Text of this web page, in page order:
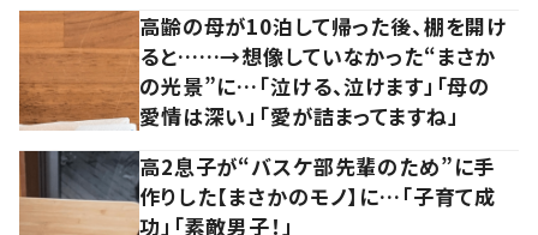
高齢の母が10泊して帰った後、棚を開け
ると……→想像していなかった“まさか
の光景”に…「泣ける、泣けます」「母の
愛情は深い」「愛が詰まってますね」
高2息子が“バスケ部先輩のため”に手
作りした【まさかのモノ】に…「子育て成
功」「素敵男子！」